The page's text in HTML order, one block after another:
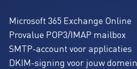
Microsoft 365 Exchange Online
Provalue POP3/IMAP mailbox
SMTP-account voor applicaties
DKIM-signing voor jouw domein